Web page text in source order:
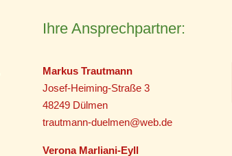
Ihre Ansprechpartner:
Markus Trautmann
Josef-Heiming-Straße 3
48249 Dülmen
trautmann-duelmen@web.de
Verona Marliani-Eyll